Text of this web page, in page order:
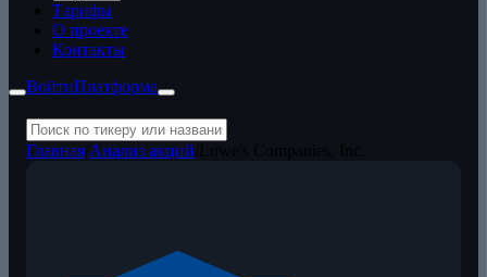
Тарифы
О проекте
Контакты
ВойтиПлатформа
Главная Анализ акций